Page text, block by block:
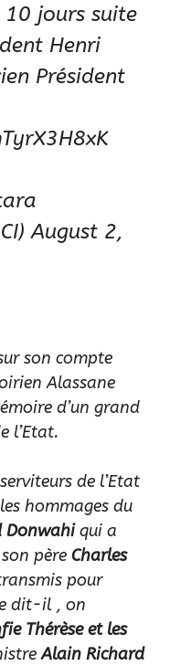
jours suite
Henri
Président
August 2,
son compte
Alassane
d’un grand
l’Etat.
de l’Etat
hommages du
Donwahiqui a
père Charles
pour
dit-il , on
Thérèse et les
Alain Richard